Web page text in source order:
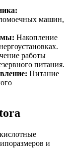
машин,
Накопление
работы
питания.
Питание
и